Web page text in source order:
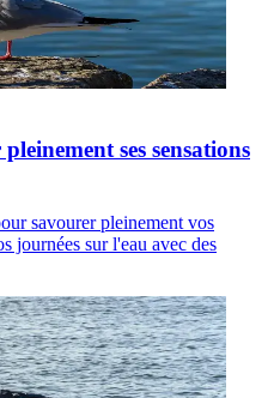
ses sensations
savourer pleinement vos
journées sur l'eau avec des